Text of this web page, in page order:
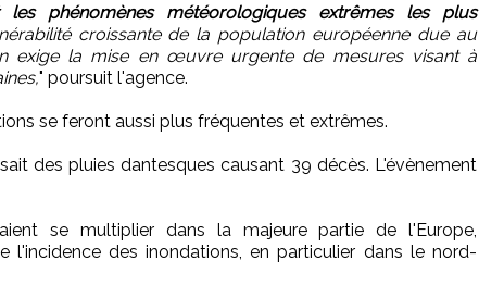
phénomènes météorologiques extrêmes les plus
croissante de la population européenne due au
exige la mise en œuvre urgente de mesures visant à
" poursuit l'agence.
se feront aussi plus fréquentes et extrêmes.
des pluies dantesques causant 39 décès. L'évènement
se multiplier dans la majeure partie de l'Europe,
l'incidence des inondations, en particulier dans le nord-